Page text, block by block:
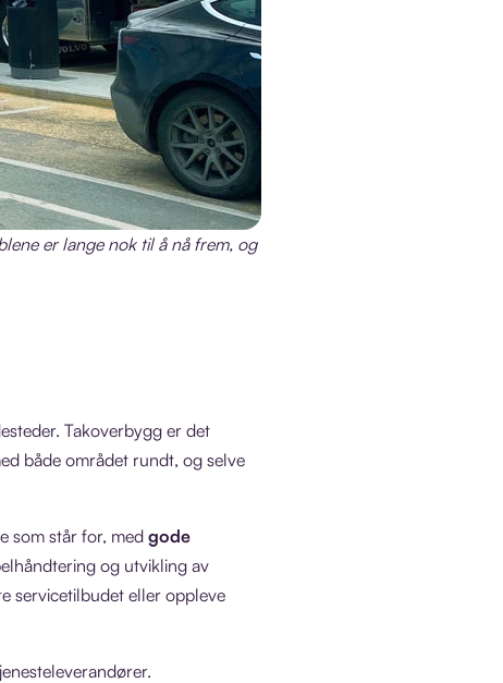
er lange nok til å nå frem, og
Takoverbygg er det
både området rundt, og selve
som står for, med gode
og utvikling av
servicetilbudet eller oppleve